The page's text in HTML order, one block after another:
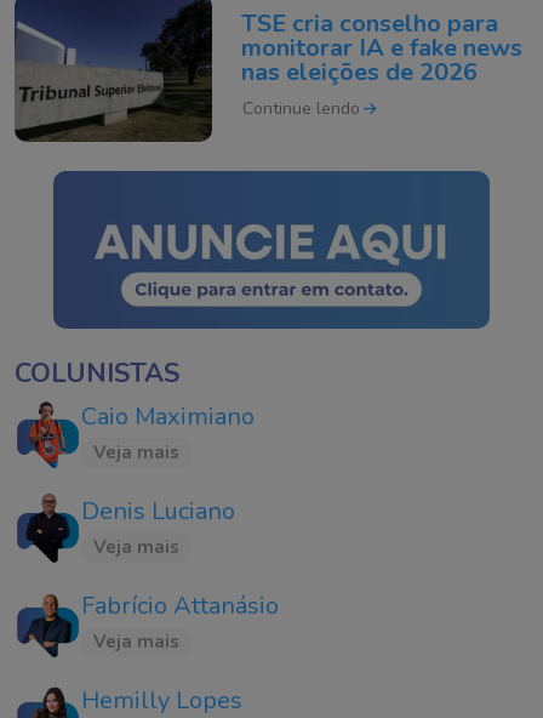
TSE cria conselho para
monitorar IA e fake news
nas eleições de 2026
Continue lendo
COLUNISTAS
Caio Maximiano
Veja mais
Denis Luciano
Veja mais
Fabrício Attanásio
Veja mais
Hemilly Lopes